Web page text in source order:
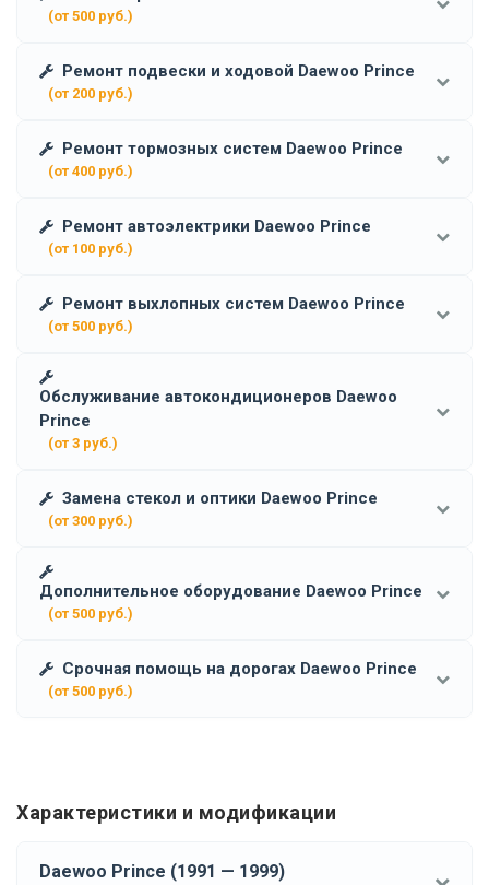
(от 500 руб.)
Ремонт подвески и ходовой Daewoo Prince
(от 200 руб.)
Ремонт тормозных систем Daewoo Prince
(от 400 руб.)
Ремонт автоэлектрики Daewoo Prince
(от 100 руб.)
Ремонт выхлопных систем Daewoo Prince
(от 500 руб.)
Обслуживание автокондиционеров Daewoo
Prince
(от 3 руб.)
Замена стекол и оптики Daewoo Prince
(от 300 руб.)
Дополнительное оборудование Daewoo Prince
(от 500 руб.)
Срочная помощь на дорогах Daewoo Prince
(от 500 руб.)
Характеристики и модификации
Daewoo Prince (1991 — 1999)